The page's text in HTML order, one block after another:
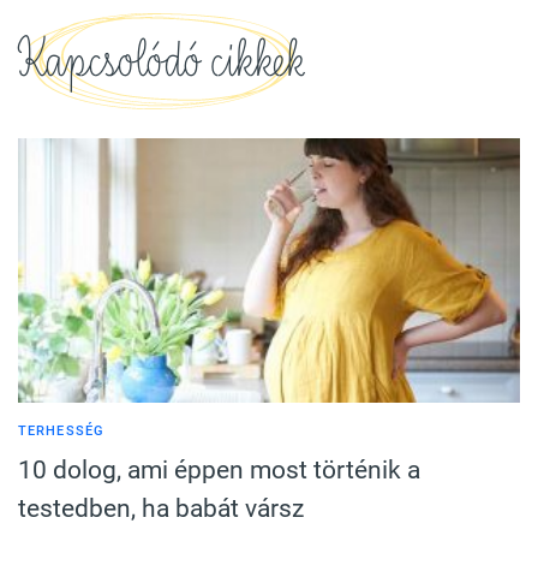
Kapcsolódó cikkek
TERHESSÉG
10 dolog, ami éppen most történik a
testedben, ha babát vársz